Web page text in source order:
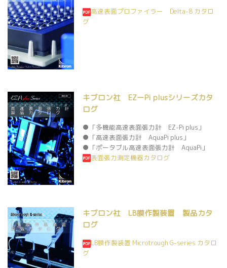
高速表面プロファイラー Delta-8 カタロ
グ
キブロン社 EZーPi plusシリーズカタ
ログ
●「多機能高速表面張力計 EZ-Pi plus」
●「高速表面張力計 AquaPi plus」
●「ポータブル高速表面張力計 AquaPi」
表面張力測定機器カタログ
キブロン社 LB膜作製装置 製品カタ
ログ
LB膜作製装置 Microtrough G-series カタロ
グ